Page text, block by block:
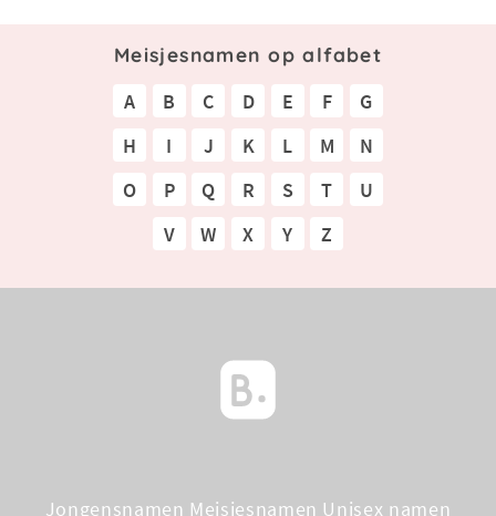
Meisjesnamen op alfabet
A B C D E F
G
H
I J K L M
N
O
P Q R S T
U
V
W X Y Z
Jongensnamen Meisjesnamen Unisex namen